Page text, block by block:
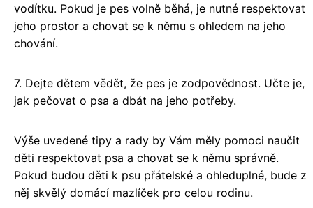
vodítku. Pokud je pes volně běhá, je nutné respektovat
jeho prostor a chovat se k němu s ohledem na jeho
chování.
7. Dejte dětem vědět, že pes je zodpovědnost. Učte je,
jak pečovat o psa a dbát na jeho potřeby.
Výše uvedené tipy a rady by Vám měly pomoci naučit
děti respektovat psa a chovat se k němu správně.
Pokud budou děti k psu přátelské a ohleduplné, bude z
něj skvělý domácí mazlíček pro celou rodinu.